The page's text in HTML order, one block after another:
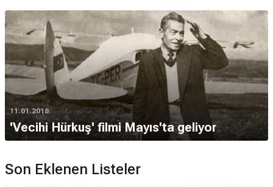
11.01.2018
'Vecihi Hürkuş' filmi Mayıs'ta geliyor
Son Eklenen Listeler